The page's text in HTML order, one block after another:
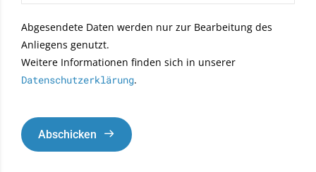
Abgesendete Daten werden nur zur Bearbeitung des
Anliegens genutzt.
Weitere Informationen finden sich in unserer
Datenschutzerklärung.
Abschicken